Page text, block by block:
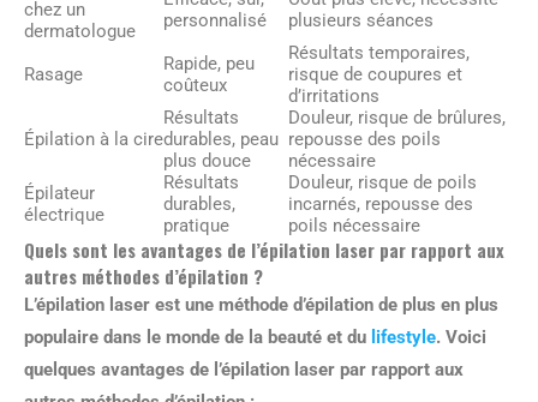
chez un
dermatologue
personnalisé
plusieurs séances
Rasage
Rapide, peu
coûteux
Résultats temporaires,
risque de coupures et
d’irritations
Épilation à la cire
Résultats
durables, peau
plus douce
Douleur, risque de brûlures,
repousse des poils
nécessaire
Épilateur
électrique
Résultats
durables,
pratique
Douleur, risque de poils
incarnés, repousse des
poils nécessaire
Quels sont les avantages de l’épilation laser par rapport aux
autres méthodes d’épilation ?
L’épilation laser est une méthode d’épilation de plus en plus
populaire dans le monde de la beauté et du lifestyle. Voici
quelques avantages de l’épilation laser par rapport aux